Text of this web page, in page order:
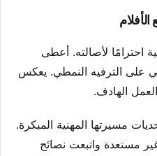
احترامًا لأصالته. أعطى
على الترفيه النمطي. يعكس
العمل الهادف.
مسيرتها المهنية المبكرة.
مستعدة واتبعت نصائح